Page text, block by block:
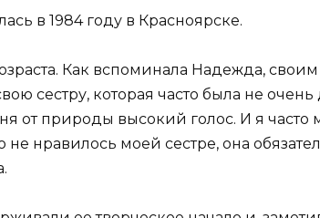
в 1984 году в Красноярске.
Как вспоминала Надежда,
сестру, которая часто была не
от природы высокий голос. И я часто
нравилось моей сестре, она